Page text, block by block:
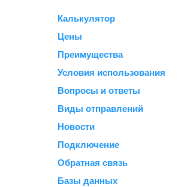
Калькулятор
Цены
Преимущества
Условия использования
Вопросы и ответы
Виды отправлений
Новости
Подключение
Обратная связь
Базы данных